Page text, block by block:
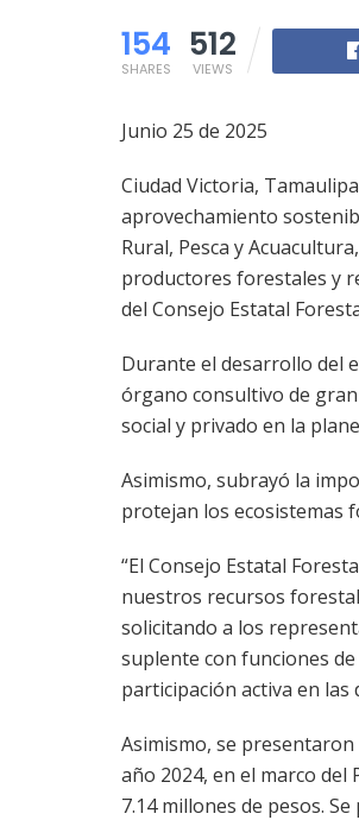
154
SHARES
512
VIEWS
Junio 25 de 2025
Ciudad Victoria,
aprovechamiento
Rural, Pesca y
productores forestales y
del Consejo Estatal
Durante el desarrollo del
órgano consultivo de
social y privado en la
Asimismo, subrayó la
protejan los ecosistemas
“El Consejo Estatal
nuestros recursos
solicitando a los
suplente con funciones
participación activa en las
Asimismo, se
año 2024, en el marco
7.14 millones de pesos.